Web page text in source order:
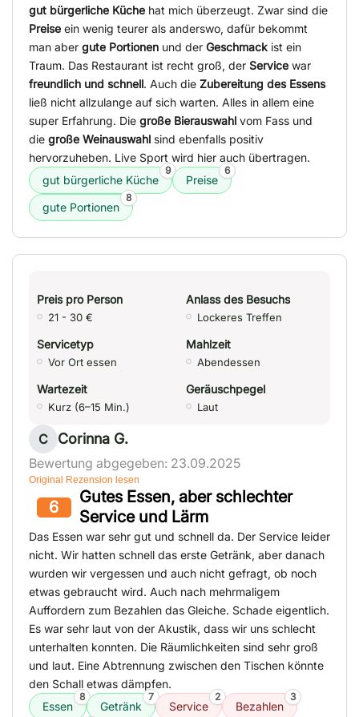
gut bürgerliche Küche hat mich überzeugt. Zwar sind die
Preise ein wenig teurer als anderswo, dafür bekommt
man aber gute Portionen und der Geschmack ist ein
Traum. Das Restaurant ist recht groß, der Service war
freundlich und schnell. Auch die Zubereitung des Essens
ließ nicht allzulange auf sich warten. Alles in allem eine
super Erfahrung. Die große Bierauswahl vom Fass und
die große Weinauswahl sind ebenfalls positiv
hervorzuheben. Live Sport wird hier auch übertragen.
gut bürgerliche Küche
9
Preise
6
gute Portionen
8
Preis pro Person
21 - 30 €
Anlass des Besuchs
Lockeres Treffen
Servicetyp
Vor Ort essen
Mahlzeit
Abendessen
Wartezeit
Kurz (6–15 Min.)
Geräuschpegel
Laut
C Corinna G.
Bewertung abgegeben: 23.09.2025
Original Rezension lesen
6
Gutes Essen, aber schlechter
Service und Lärm
Das Essen war sehr gut und schnell da. Der Service leider
nicht. Wir hatten schnell das erste Getränk, aber danach
wurden wir vergessen und auch nicht gefragt, ob noch
etwas gebraucht wird. Auch nach mehrmaligem
Auffordern zum Bezahlen das Gleiche. Schade eigentlich.
Es war sehr laut von der Akustik, dass wir uns schlecht
unterhalten konnten. Die Räumlichkeiten sind sehr groß
und laut. Eine Abtrennung zwischen den Tischen könnte
den Schall etwas dämpfen.
Essen
8
Getränk
7
Service
2
Bezahlen
3